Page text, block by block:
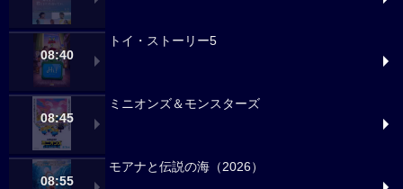
08:40
トイ・ストーリー5
08:45
ミニオンズ＆モンスターズ
08:55
モアナと伝説の海（2026）